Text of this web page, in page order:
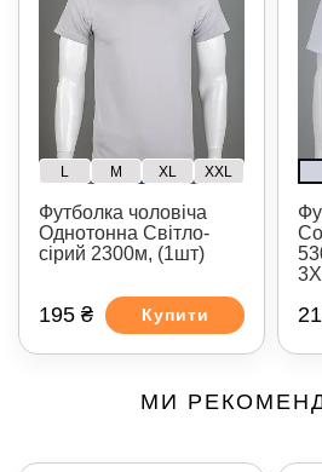
L M XL XXL
Футболка чоловіча
Однотонна Світло-
сірий 2300м, (1шт)
195 ₴ Купити
МИ